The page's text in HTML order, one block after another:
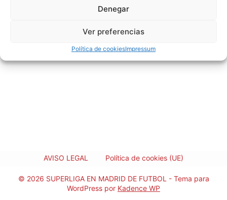
Denegar
Ver preferencias
Política de cookiesImpressum
AVISO LEGAL Política de cookies (UE)
© 2026 SUPERLIGA EN MADRID DE FUTBOL - Tema para
WordPress por Kadence WP